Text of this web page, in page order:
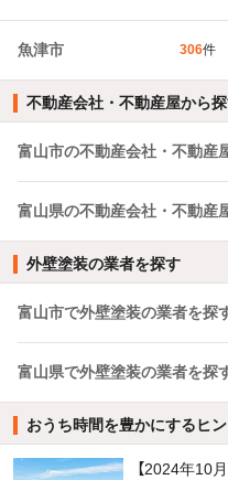
魚津市 306件
不動産会社・不動産屋から
富山市の不動産会社・不動産
富山県の不動産会社・不動産
外壁塗装の業者を探す
富山市で外壁塗装の業者を探
富山県で外壁塗装の業者を探
おうち時間を豊かにするヒン
【2024年10